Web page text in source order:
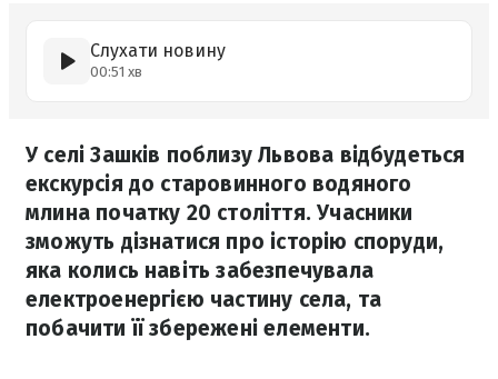
Слухати новину
00:51 хв
У селі Зашків поблизу Львова відбудеться
екскурсія до старовинного водяного
млина початку 20 століття. Учасники
зможуть дізнатися про історію споруди,
яка колись навіть забезпечувала
електроенергією частину села, та
побачити її збережені елементи.